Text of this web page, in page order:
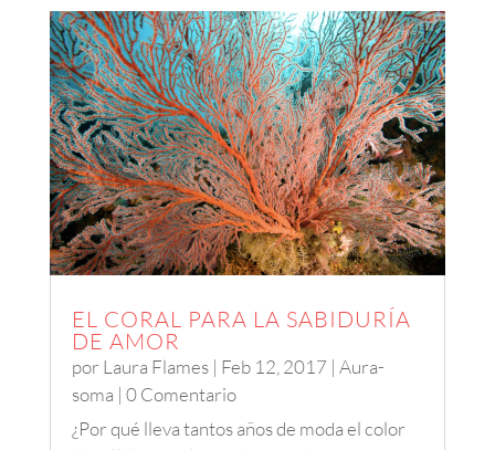
EL CORAL PARA LA SABIDURÍA
DE AMOR
por Laura Flames| Feb 12, 2017 | Aura-
soma | 0 Comentario
¿Por qué lleva tantos años de moda el color